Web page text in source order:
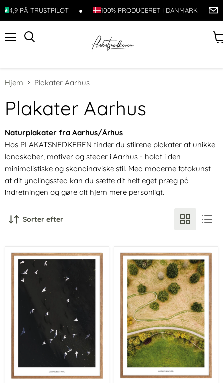
4,9 PÅ TRUSTPILOT ● 100% PRODUCERET I DANMARK
Hjem Plakater Aarhus
Plakater Aarhus
Naturplakater fra Aarhus/Århus
Hos PLAKATSNEDKEREN finder du stilrene plakater af unikke
landskaber, motiver og steder i Aarhus - holdt i den
minimalistiske og skandinaviske stil. Med moderne fotokunst
af dit yndlingssted kan du sætte dit helt eget præg på
indretningen og gøre dit hjem mere personligt.
Sorter efter